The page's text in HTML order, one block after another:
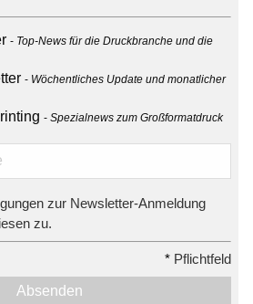
Top-News für die Druckbranche und die
Wöchentliches Update und monatlicher
Spezialnews zum Großformatdruck
zur Newsletter-Anmeldung
zu.
* Pflichtfeld
Absenden